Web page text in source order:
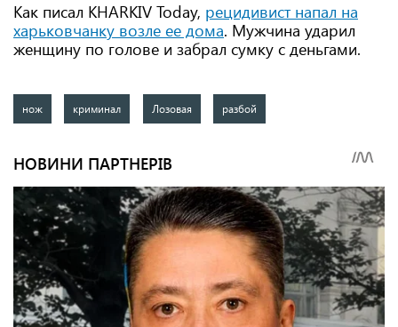
Как писал KHARKIV Today, рецидивист напал на
харьковчанку возле ее дома. Мужчина ударил
женщину по голове и забрал сумку с деньгами.
нож криминал Лозовая разбой